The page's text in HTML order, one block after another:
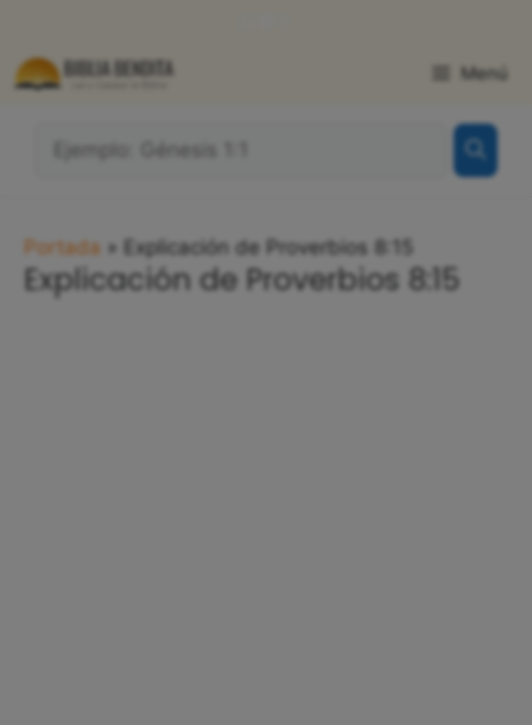
contenido
Menú
Portada » Explicación de Proverbios 8:15
Explicación de Proverbios 8:15